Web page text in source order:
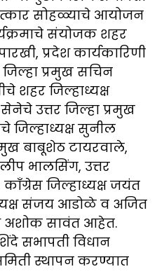
सत्कार सोहळ्याचे आयोजन
संयोजक शहर
प्रदेश कार्यकारिणी
प्रमुख सचिन
शहर जिल्हाध्यक्ष
उत्तर जिल्हा प्रमुख
सुनील
बाबूशेठ टायरवाले,
भालसिंग, उत्तर
जिल्हाध्यक्ष जयंत
संजय आडोळे व अजित
अशोक सावंत आहेत.
सभापती विधान
स्थापन करण्यात